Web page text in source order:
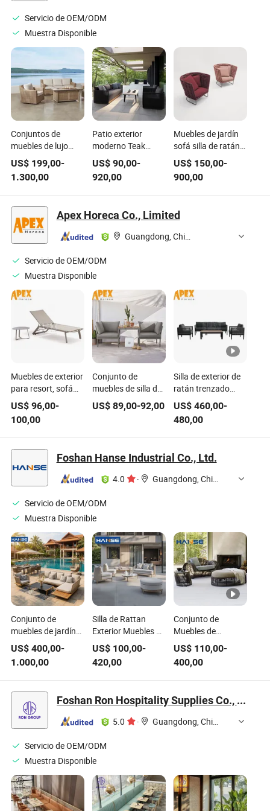
Armario Muebles
de Madera
Servicio de OEM/ODM
Muestra Disponible
Conjuntos de
muebles de lujo
modernos para
exteriores, sofá de
ratán para jardín,
silla giratoria y
mesa con fogón de
gas
US$ 199,00-
1.300,00
Patio exterior
moderno Teak
Muebles silla
comedor Villa
Jardín Salón Juego
de sofá de cuerda
US$ 90,00-
920,00
Muebles de jardín
sofá silla de ratán
individual doble en
el balcón del hotel
de lujo, clubhouse
interior
US$ 150,00-
900,00
Apex Horeca Co., Limited
Guangdong, China
Servicio de OEM/ODM
Muestra Disponible
Muebles de exterior
para resort, sofá
reclinable a prueba
de agua, silla de
playa, tumbona,
piscina de camping
US$96,00-
100,00
Conjunto de
muebles de silla de
exterior
combinación sofá
de aluminio
US$ 89,00-92,00
Silla de exterior de
ratán trenzado
hecha a mano con
marco de aluminio,
sofá de jardín para
el hogar con cojín
US$ 460,00-
480,00
Foshan Hanse Industrial Co., Ltd.
4.0 · Guangdong, China
Servicio de OEM/ODM
Muestra Disponible
Conjunto de
muebles de jardín
de ratán y madera,
sofá de ocio, silla
de salón, mobiliario
de patio
profesional
US$400,00-
1.000,00
Silla de Rattan
Exterior Muebles de
Wicker para Jardín
Sofá de Vida Sofá
de Doble Asiento
US$ 100,00-
420,00
Conjunto de
Muebles de
Aluminio para
Jardín Balcón Sofá
Sillón de Club Sillas
de Rattan
para Patio
US$ 110,00-
400,00
Foshan Ron Hospitality Supplies Co., Ltd.
5.0 · Guangdong, China
Servicio de OEM/ODM
Muestra Disponible